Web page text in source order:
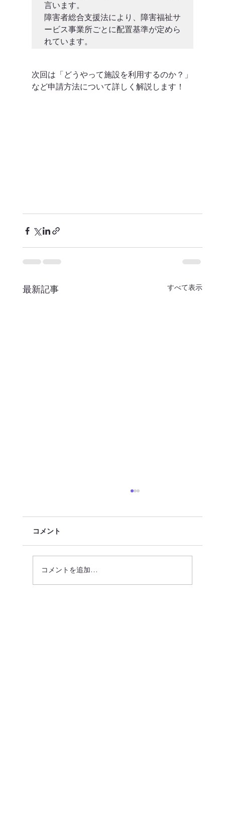
言います。
障害者総合支援法により、障害福祉サ
ービス事業所ごとに配置基準が定めら
れています。
次回は「どうやって施設を利用するのか？」
など申請方法について詳しく解説します！
最新記事 すべて表示
コメント
コメントを追加…